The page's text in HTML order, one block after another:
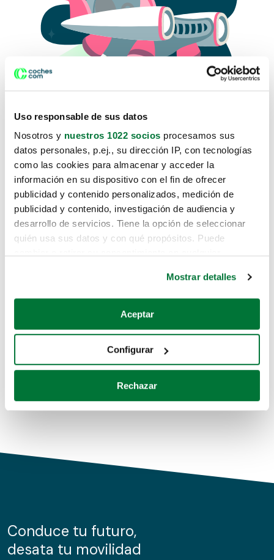
Uso responsable de sus datos
Nosotros y nuestros 1022 socios procesamos sus
datos personales, p.ej., su dirección IP, con tecnologías
como las cookies para almacenar y acceder la
información en su dispositivo con el fin de ofrecer
publicidad y contenido personalizados, medición de
publicidad y contenido, investigación de audiencia y
desarrollo de servicios. Tiene la opción de seleccionar
quién usa sus datos y con qué propósitos. Puede
Si lo permite, también quisiéramos:
Recopilar información sobre su ubicación geográfica
Identificar su dispositivo analizándolo activamente
para buscar características específicas (huellas
Obtenga más información sobre cómo se procesan sus
de cookies.
información sobre el uso que haga del sitio web con
nuestros partners de redes sociales, publicidad y análisis
Mostrar detalles
Aceptar
Configurar
Rechazar
Lo sentimos, no sabemos como
te hemos traido hasta aquí.
Pero puedes encontrar el coche que estás
buscando en alguno de estos enlaces:
Coches de segunda mano
Coches de km0
Conduce tu futuro,
desata tu movilidad